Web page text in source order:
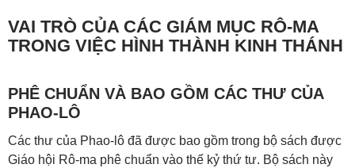
VAI TRÒ CỦA CÁC GIÁM MỤC RÔ-MA
TRONG VIỆC HÌNH THÀNH KINH THÁNH
PHÊ CHUẨN VÀ BAO GỒM CÁC THƯ CỦA
PHAO-LÔ
Các thư của Phao-lô đã được bao gồm trong bộ sách được
Giáo hội Rô-ma phê chuẩn vào thế kỷ thứ tư. Bộ sách này